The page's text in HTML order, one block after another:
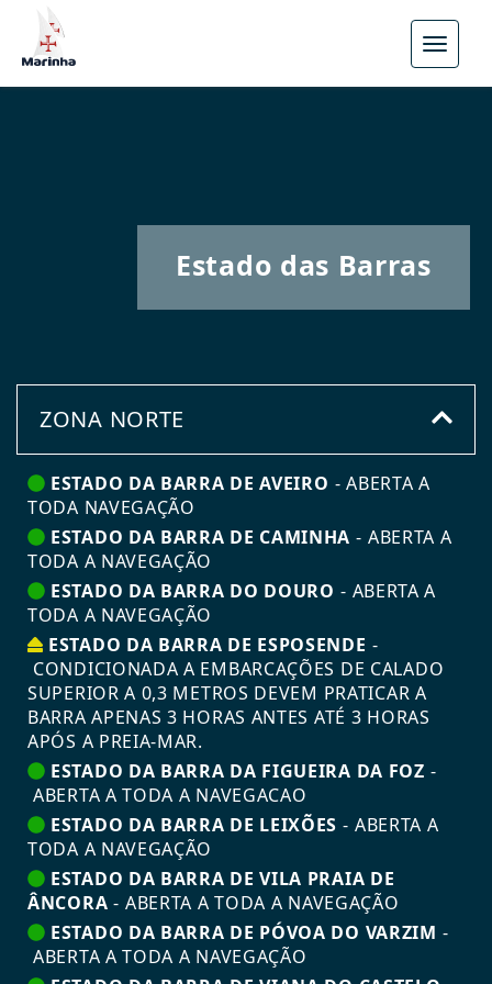
Menu
ZONA NORTE
ESTADO DA BARRA DE AVEIRO - ABERTA A
TODA NAVEGAÇÃO
ESTADO DA BARRA DE CAMINHA - ABERTA A
TODA A NAVEGAÇÃO
ESTADO DA BARRA DO DOURO - ABERTA A
TODA A NAVEGAÇÃO
ESTADO DA BARRA DE ESPOSENDE -
CONDICIONADA A EMBARCAÇÕES DE CALADO
SUPERIOR A 0,3 METROS DEVEM PRATICAR A
BARRA APENAS 3 HORAS ANTES ATÉ 3 HORAS
APÓS A PREIA-MAR.
ESTADO DA BARRA DA FIGUEIRA DA FOZ -
ABERTA A TODA A NAVEGACAO
ESTADO DA BARRA DE LEIXÕES - ABERTA A
TODA A NAVEGAÇÃO
ESTADO DA BARRA DE VILA PRAIA DE
ÂNCORA - ABERTA A TODA A NAVEGAÇÃO
ESTADO DA BARRA DE PÓVOA DO VARZIM -
ABERTA A TODA A NAVEGAÇÃO
Estado das Barras